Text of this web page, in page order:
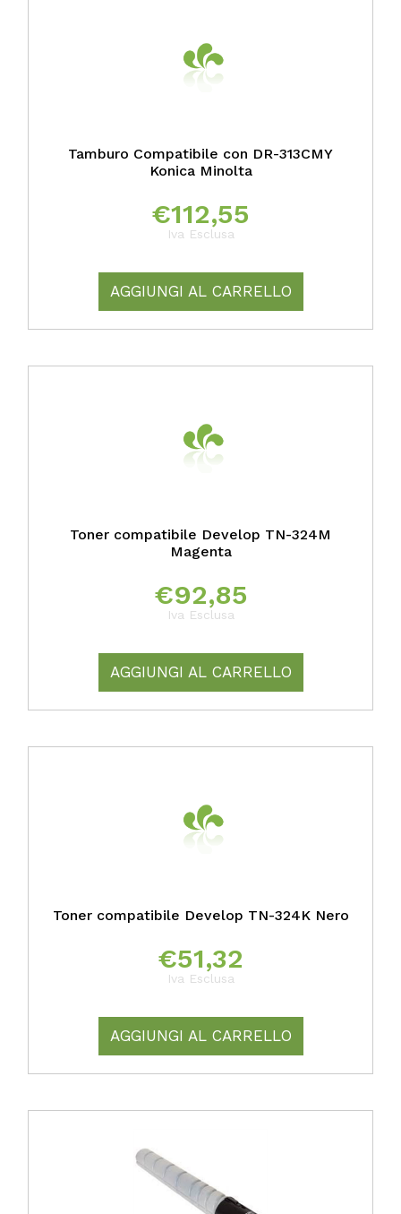
Tamburo Compatibile con DR-313CMY
Konica Minolta
€112,55
Iva Esclusa
AGGIUNGI AL CARRELLO
Toner compatibile Develop TN-324M
Magenta
€92,85
Iva Esclusa
AGGIUNGI AL CARRELLO
Toner compatibile Develop TN-324K Nero
€51,32
Iva Esclusa
AGGIUNGI AL CARRELLO